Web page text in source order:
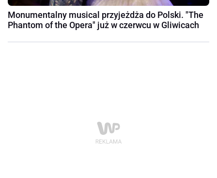
Monumentalny musical przyjeżdża do Polski. "The
Phantom of the Opera" już w czerwcu w Gliwicach